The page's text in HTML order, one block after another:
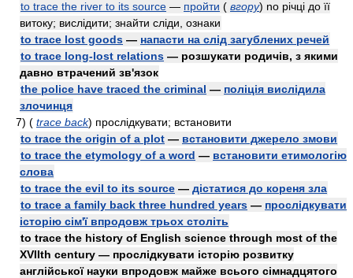
to trace the river to its source — пройти ( вгору) no річці до її
витоку; вислідити; знайти сліди, ознаки
to trace lost goods — напасти на слід загублених речей
to trace long-lost relations — розшукати родичів, з якими
давно втрачений зв'язок
the police have traced the criminal — поліція вислідила
злочинця
7) ( trace back) прослідкувати; встановити
to trace the origin of a plot — встановити джерело змови
to trace the etymology of a word — встановити етимологію
слова
to trace the evil to its source — дістатися до кореня зла
to trace a family back three hundred years — прослідкувати
історію сім'ї впродовж трьох століть
to trace the history of English science through most of the
XVIIth century — прослідкувати історію розвитку
англійської науки впродовж майже всього сімнадцятого